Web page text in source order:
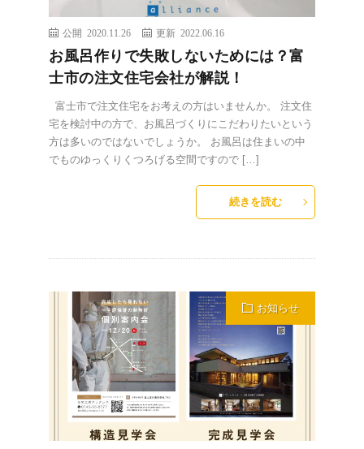
公開 2020.11.26 更新 2022.06.16
お風呂作りで失敗しないためには？富
士市の注文住宅会社が解説！
富士市で注文住宅をお考えの方はいませんか。 注文住
宅を検討中の方で、お風呂づくりにこだわりたいという
方は多いのではないでしょうか。 お風呂は住まいの中
でものゆっくりくつろげる空間ですので […]
続きを読む
お知らせ